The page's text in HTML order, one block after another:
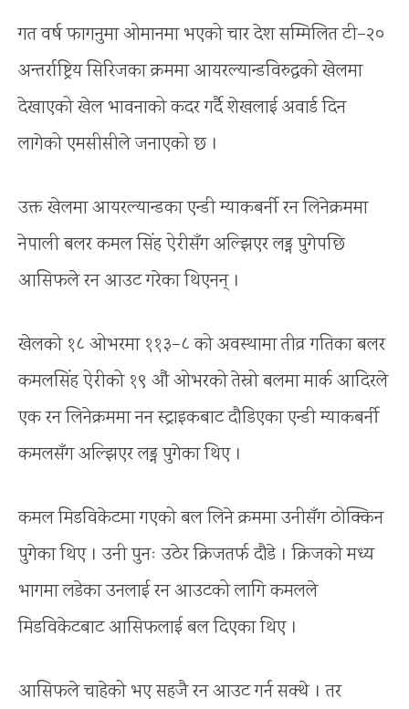
गत वर्ष फागनुमा ओमानमा भएको चार देश सम्मिलित टी–२०
अन्तर्राष्ट्रिय सिरिजका क्रममा आयरल्यान्डविरुद्धको खेलमा
देखाएको खेल भावनाको कदर गर्दै शेखलाई अवार्ड दिन
लागेको एमसीसीले जनाएको छ ।
उक्त खेलमा आयरल्यान्डका एन्डी म्याकबर्नी रन लिनेक्रममा
नेपाली बलर कमल सिंह ऐरीसँग अल्झिएर लड्न पुगेपछि
आसिफले रन आउट गरेका थिएनन् ।
खेलको १८ ओभरमा ११३–८ को अवस्थामा तीव्र गतिका बलर
कमलसिंह ऐरीको १९ औं ओभरको तेस्रो बलमा मार्क आदिरले
एक रन लिनेक्रममा नन स्ट्राइकबाट दौडिएका एन्डी म्याकबर्नी
कमलसँग अल्झिएर लड्न पुगेका थिए ।
कमल मिडविकेटमा गएको बल लिने क्रममा उनीसँग ठोक्किन
पुगेका थिए । उनी पुनः उठेर क्रिजतर्फ दौडे । क्रिजको मध्य
भागमा लडेका उनलाई रन आउटको लागि कमलले
मिडविकेटबाट आसिफलाई बल दिएका थिए ।
आसिफले चाहेको भए सहजै रन आउट गर्न सक्थे । तर